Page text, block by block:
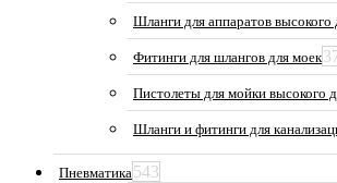
Шланги для аппаратов высокого
Фитинги для шлангов для моек
Пистолеты для мойки высокого
Шланги и фитинги для
Пневматика543